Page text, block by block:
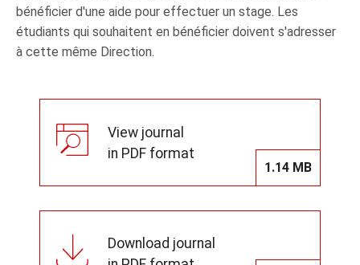
bénéficier d'une aide pour effectuer un stage. Les
étudiants qui souhaitent en bénéficier doivent s'adresser
à cette même Direction.
View journal
in PDF format
1.14 MB
Download journal